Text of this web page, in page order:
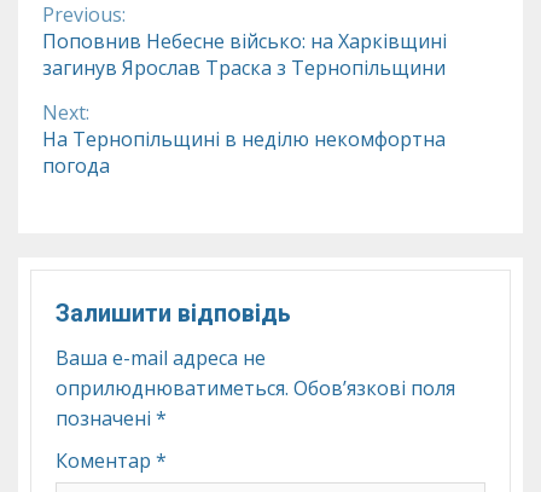
Continue
Reading
Previous:
Поповнив Небесне військо: на Харківщині
загинув Ярослав Траска з Тернопільщини
Next:
На Тернопільщині в неділю некомфортна
погода
Залишити відповідь
Ваша e-mail адреса не
оприлюднюватиметься. Обов’язкові поля
позначені *
Коментар *